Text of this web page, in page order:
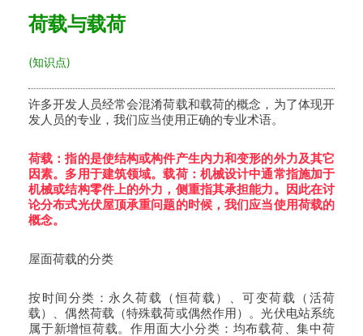
荷载与载荷
(知识点)
许多开发人员经常会混淆荷载和载荷的概念，为了体现开
发人员的专业，我们应当使用正确的专业术语。
荷载：指的是使结构或构件产生内力和变形的外力及其它
因素。多用于建筑领域。载荷：机械设计中通常指施加于
机械或结构零件上的外力，侧重指其承担能力。因此在讨
论分布式光伏屋顶承重问题的时候，我们应当使用荷载的
概念。
屋面荷载的分类
按时间分类：永久荷载（恒荷载）、可变荷载（活荷
载）、偶然荷载（特殊载荷或偶然作用）。光伏电站系统
属于新增恒荷载。作用面大小分类：均布载荷、集中荷